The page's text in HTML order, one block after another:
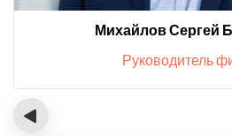
Михайлов Сергей
Руководитель
‹